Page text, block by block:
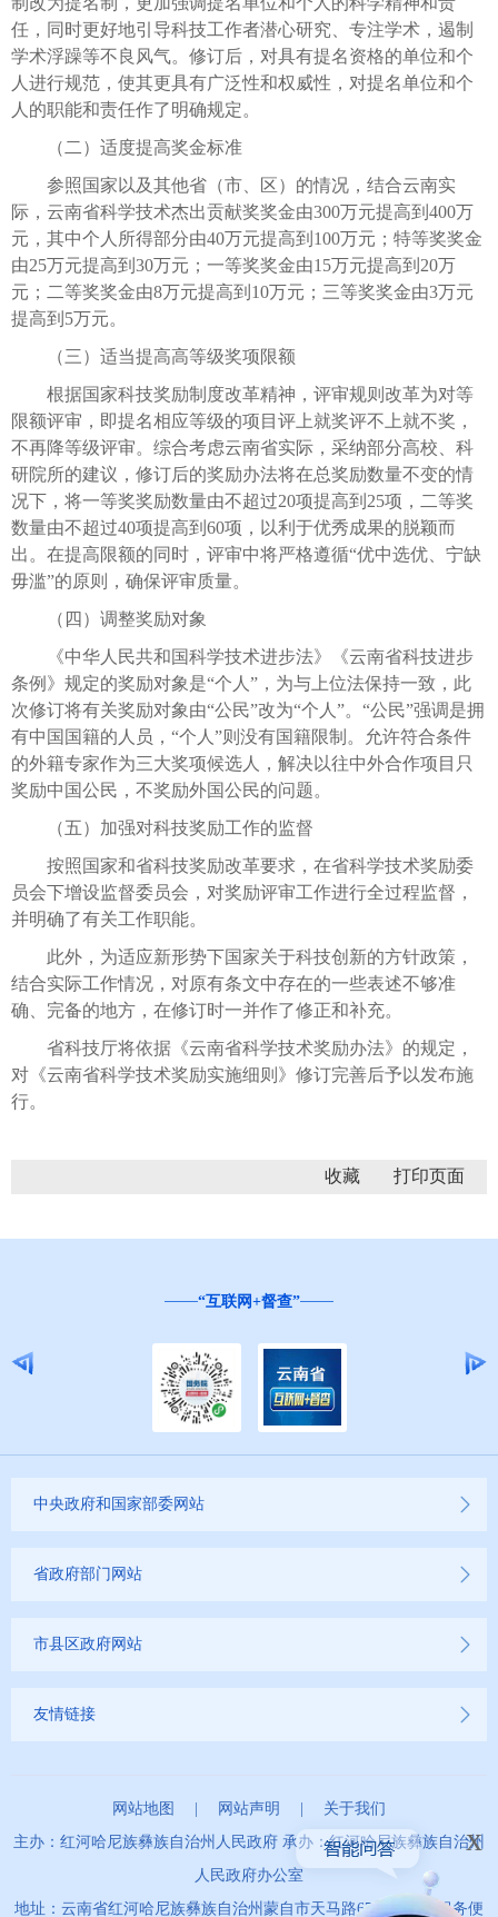
任，同时更好地引导科技工作者潜心研究、专注学术，遏制
学术浮躁等不良风气。修订后，对具有提名资格的单位和个
人进行规范，使其更具有广泛性和权威性，对提名单位和个
人的职能和责任作了明确规定。
（二）适度提高奖金标准
参照国家以及其他省（市、区）的情况，结合云南实
际，云南省科学技术杰出贡献奖奖金由300万元提高到400万
元，其中个人所得部分由40万元提高到100万元；特等奖奖金
由25万元提高到30万元；一等奖奖金由15万元提高到20万
元；二等奖奖金由8万元提高到10万元；三等奖奖金由3万元
提高到5万元。
（三）适当提高高等级奖项限额
根据国家科技奖励制度改革精神，评审规则改革为对等
限额评审，即提名相应等级的项目评上就奖评不上就不奖，
不再降等级评审。综合考虑云南省实际，采纳部分高校、科
研院所的建议，修订后的奖励办法将在总奖励数量不变的情
况下，将一等奖奖励数量由不超过20项提高到25项，二等奖
数量由不超过40项提高到60项，以利于优秀成果的脱颖而
出。在提高限额的同时，评审中将严格遵循“优中选优、宁缺
毋滥”的原则，确保评审质量。
（四）调整奖励对象
《中华人民共和国科学技术进步法》《云南省科技进步
条例》规定的奖励对象是“个人”，为与上位法保持一致，此
次修订将有关奖励对象由“公民”改为“个人”。“公民”强调是拥
有中国国籍的人员，“个人”则没有国籍限制。允许符合条件
的外籍专家作为三大奖项候选人，解决以往中外合作项目只
奖励中国公民，不奖励外国公民的问题。
（五）加强对科技奖励工作的监督
按照国家和省科技奖励改革要求，在省科学技术奖励委
员会下增设监督委员会，对奖励评审工作进行全过程监督，
并明确了有关工作职能。
此外，为适应新形势下国家关于科技创新的方针政策，
结合实际工作情况，对原有条文中存在的一些表述不够准
确、完备的地方，在修订时一并作了修正和补充。
省科技厅将依据《云南省科学技术奖励办法》的规定，
对《云南省科学技术奖励实施细则》修订完善后予以发布施
行。
收藏
“互联网+督查”
中央政府和国家部委网站
省政府部门网站
市县区政府网站
友情链接
网站地图 网站声明
关于我们
主办：红河哈尼族彝族自治州人民政府 承办：红河哈尼族彝族自治州
人民政府办公室
地址：云南省红河哈尼族彝族自治州蒙自市天马路67号 政务服务便
x